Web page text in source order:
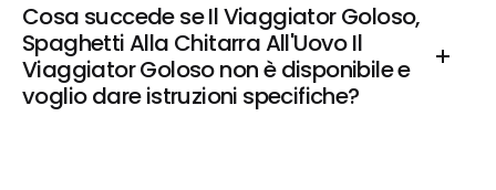
Cosa succede se Il Viaggiator Goloso,
Spaghetti Alla Chitarra All'Uovo Il
Viaggiator Goloso non è disponibile e
voglio dare istruzioni specifiche?